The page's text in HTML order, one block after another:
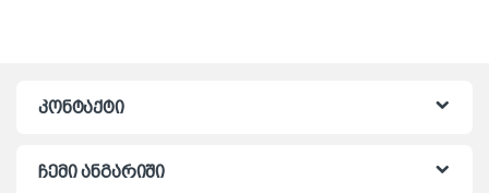
კონტაქტი
ჩემი ანგარიში